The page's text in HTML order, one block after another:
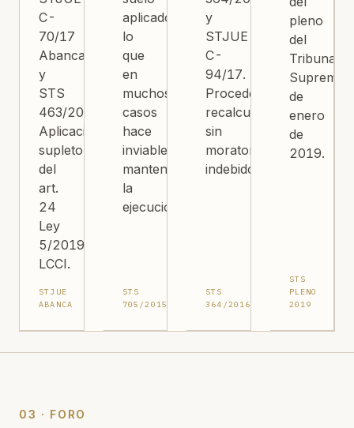
C-
70/17
Abanca
y
STS
463/2019.
Aplicación
supletoria
del
art.
24
Ley
5/2019
LCCI.
STJUE
ABANCA
aplicado,
lo
que
en
muchos
casos
hace
inviable
mantener
la
ejecución.
STS
705/2015
y
STJUE
C-
94/17.
Procede
recalcular
sin
moratorios
indebidos.
STS
364/2016
pleno
del
Tribunal
Supremo
de
enero
de
2019.
STS
PLENO
2019
03 · FORO